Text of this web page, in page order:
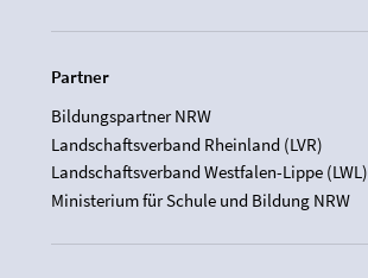
Partner
Bildungspartner NRW
Landschaftsverband Rheinland (LVR)
Landschaftsverband Westfalen-Lippe (LWL)
Ministerium für Schule und Bildung NRW